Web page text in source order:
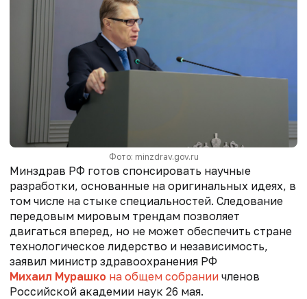
Фото: minzdrav.gov.ru
Минздрав РФ готов спонсировать научные
разработки, основанные на оригинальных идеях, в
том числе на стыке специальностей. Следование
передовым мировым трендам позволяет
двигаться вперед, но не может обеспечить стране
технологическое лидерство и независимость,
заявил министр здравоохранения РФ
Михаил Мурашко на общем собрании членов
Российской академии наук 26 мая.